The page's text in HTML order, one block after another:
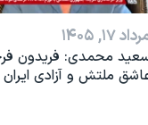
۱۷, ۱۴۰۵
محمدی: فریدون
ملتش و آزادی ایران